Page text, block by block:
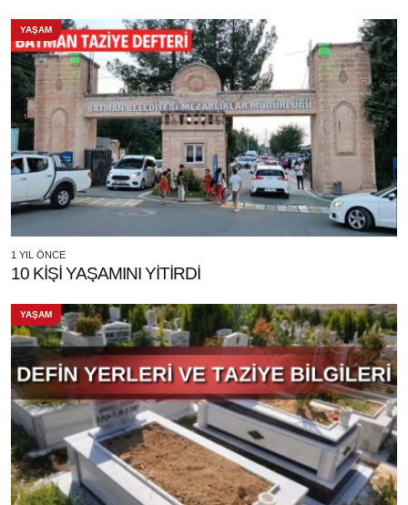
YAŞAM
1 YIL ÖNCE
10 KİŞİ YAŞAMINI YİTİRDİ
YAŞAM